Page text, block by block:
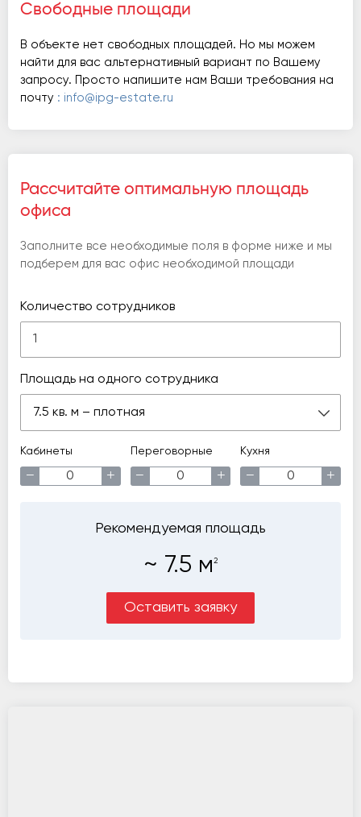
Свободные площади
В объекте нет свободных площадей. Но мы можем
найти для вас альтернативный вариант по Вашему
запросу. Просто напишите нам Ваши требования на
почту : info@ipg-estate.ru
Рассчитайте оптимальную площадь
офиса
Заполните все необходимые поля в форме ниже и мы
подберем для вас офис необходимой площади
Количество сотрудников
Площадь на одного сотрудника
7.5 кв. м – плотная
Кабинеты
− +
Переговорные
− +
Кухня
− +
Рекомендуемая площадь
~ 7.5 м 2
Оставить заявку